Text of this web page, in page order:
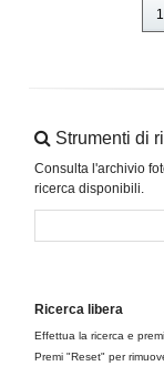
1
Strumenti di
Consulta l'archivio
ricerca disponibili.
Ricerca libera
Effettua la ricerca e
Premi "Reset" per